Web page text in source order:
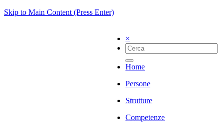
Skip to Main Content (Press Enter)
×
Home
Persone
Strutture
Competenze